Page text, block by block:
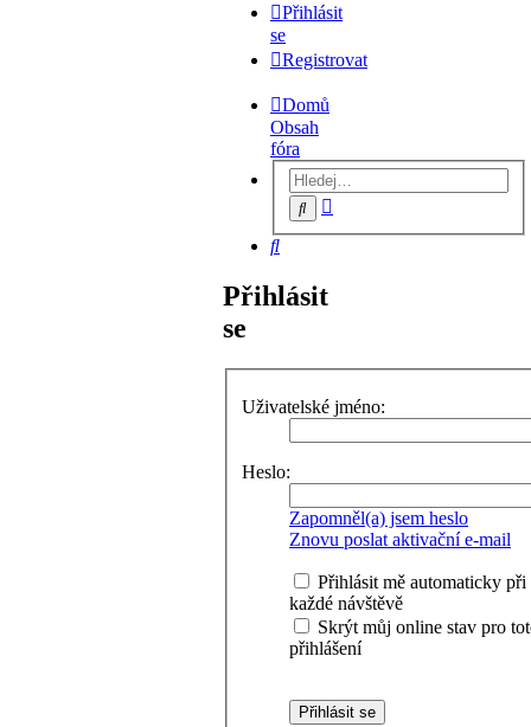
Přihlásit
se
Registrovat
Domů
Obsah
fóra
Hledat
Hledat
Přihlásit
se
Uživatelské jméno:
Heslo:
Zapomněl(a) jsem heslo
Znovu poslat aktivační e-mail
Přihlásit mě automaticky při
každé návštěvě
Skrýt můj online stav pro
přihlášení